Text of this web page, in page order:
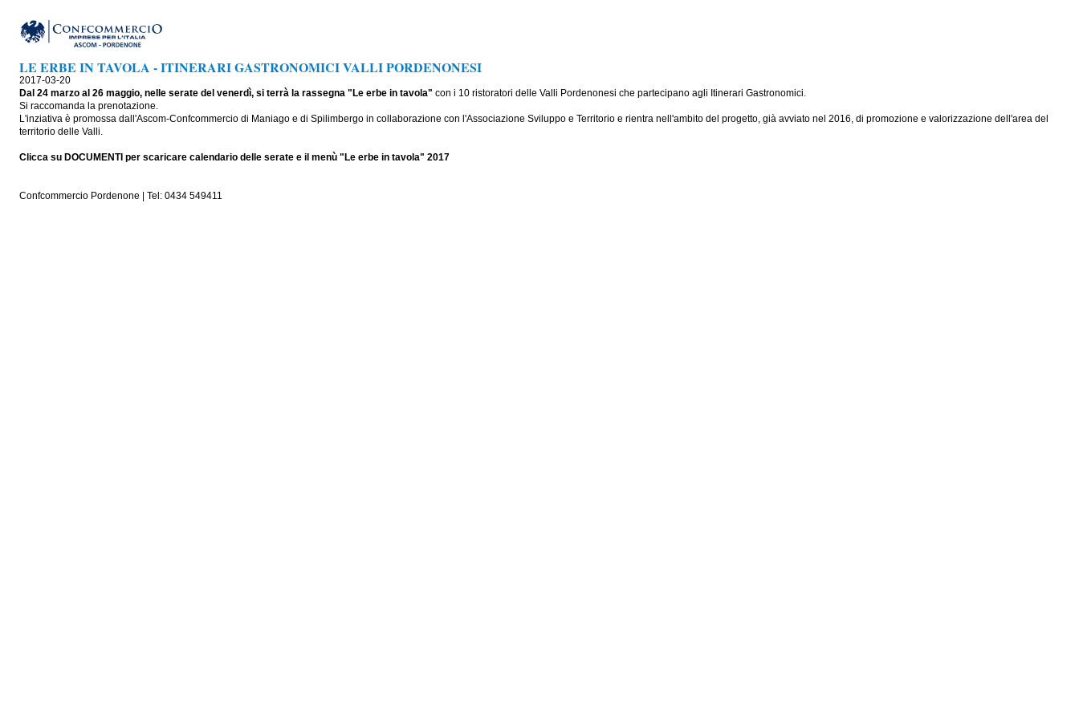
LE ERBE IN TAVOLA - ITINERARI GASTRONOMICI VALLI PORDENONESI
2017-03-20
Dal 24 marzo al 26 maggio, nelle serate del venerdì, si terrà la rassegna "Le erbe in tavola" con i 10 ristoratori delle Valli Pordenonesi che partecipano agli Itinerari Gastronomici.
Si raccomanda la prenotazione.
L'inziativa è promossa dall'Ascom-Confcommercio di Maniago e di Spilimbergo in collaborazione con l'Associazione Sviluppo e Territorio e rientra nell'ambito del progetto, già avviato nel 2016, di promozione e valorizzazione dell'area del
territorio delle Valli.
Clicca su DOCUMENTI per scaricare calendario delle serate e il menù "Le erbe in tavola" 2017
Confcommercio Pordenone | Tel: 0434 549411